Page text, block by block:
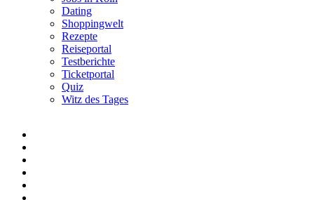
Dating
Shoppingwelt
Rezepte
Reiseportal
Testberichte
Ticketportal
Quiz
Witz des Tages